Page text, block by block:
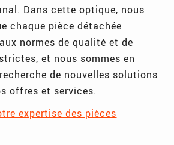
Dans cette optique, nous
chaque pièce détachée
normes de qualité et de
et nous sommes en
de nouvelles solutions
offres et services.
expertise des pièces